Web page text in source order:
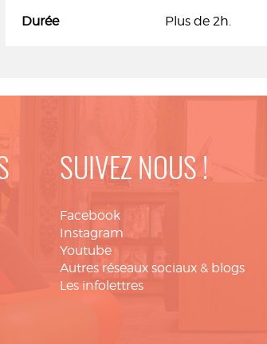
Durée Plus de 2h.
SUIVEZ NOUS !
Facebook
Instagram
Youtube
Autres réseaux sociaux & blogs
Les infolettres